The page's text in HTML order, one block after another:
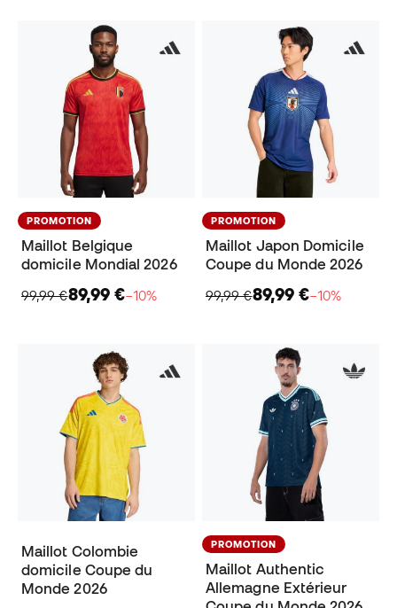
PROMOTION
Maillot Belgique
domicile Mondial 2026
99,99 €89,99 €−10%
PROMOTION
Maillot Japon Domicile
Coupe du Monde 2026
99,99 €89,99 €−10%
Maillot Colombie
domicile Coupe du
Monde 2026
PROMOTION
Maillot Authentic
Allemagne Extérieur